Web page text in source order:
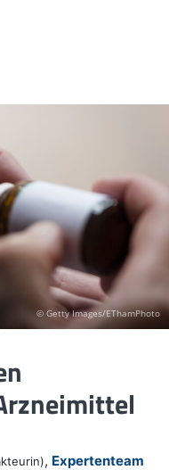
© Getty Images/EThamPhoto
, Expertenteam